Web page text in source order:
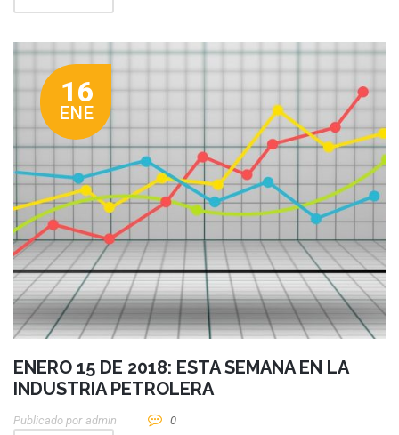
16
ENE
ENERO 15 DE 2018: ESTA SEMANA EN LA
INDUSTRIA PETROLERA
Publicado por Admin 0